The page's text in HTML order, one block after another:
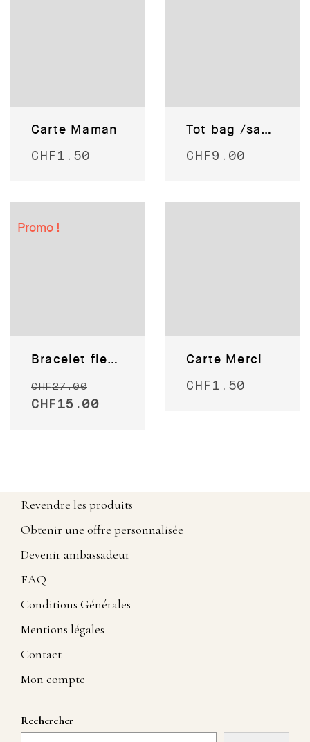
Carte Maman
CHF 1.50
Tot bag /sac shopping en coton recyclé
CHF 9.00
Promo !
Bracelet fleurs en bois
CHF27.00
CHF 15.00
Carte Merci
CHF 1.50
Revendre les produits
Obtenir une offre personnalisée
Devenir ambassadeur
FAQ
Conditions Générales
Mentions légales
Contact
Mon compte
Rechercher